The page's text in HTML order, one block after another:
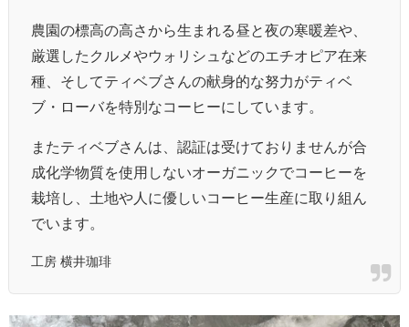
農園の標高の高さから生まれる昼と夜の寒暖差や、
厳選したクルメやウォリシュなどのエチオピア在来
種、そしてティベブさんの献身的な努力がティベ
ブ・ローバを特別なコーヒーにしています。
またティベブさんは、認証は受けておりませんが合
成化学物質を使用しないオーガニックでコーヒーを
栽培し、土地や人に優しいコーヒー生産に取り組ん
でいます。
工房 横井珈琲